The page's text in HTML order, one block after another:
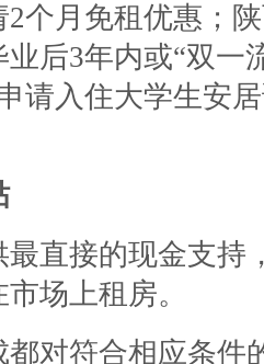
2个月免租优惠；
后3年内或“双一
请入住大学生安
接的现金支持
场上租房。
符合相应条件